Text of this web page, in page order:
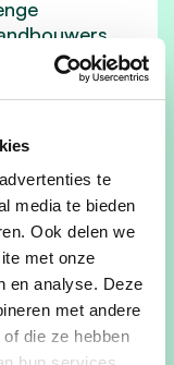
te
media te bieden
Ook delen we
met onze
en analyse. Deze
met andere
die ze hebben
en
termijn.